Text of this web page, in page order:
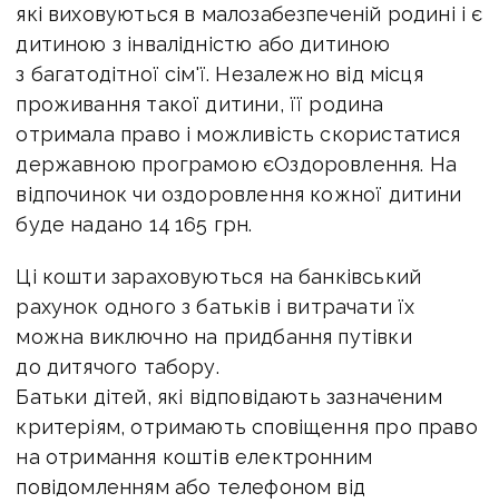
які виховуються в малозабезпеченій родині і є
дитиною з інвалідністю або дитиною
з багатодітної сім'ї. Незалежно від місця
проживання такої дитини, її родина
отримала право і можливість скористатися
державною програмою єОздоровлення. На
відпочинок чи оздоровлення кожної дитини
буде надано 14 165 грн.
Ці кошти зараховуються на банківський
рахунок одного з батьків і витрачати їх
можна виключно на придбання путівки
до дитячого табору.
Батьки дітей, які відповідають зазначеним
критеріям, отримають сповіщення про право
на отримання коштів електронним
повідомленням або телефоном від